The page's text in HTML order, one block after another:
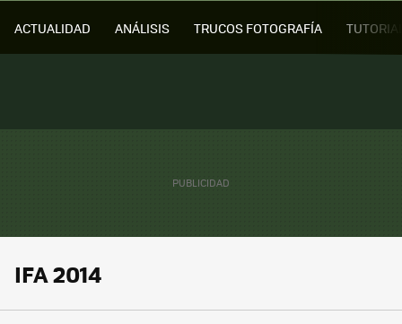
ACTUALIDAD ANÁLISIS TRUCOS FOTOGRAFÍA
IFA 2014